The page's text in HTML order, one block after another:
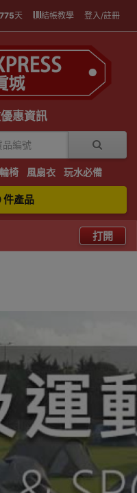
天 結帳教學 登入/註冊
惠資訊
椅 風扇衣 玩水必備
件產品
打開